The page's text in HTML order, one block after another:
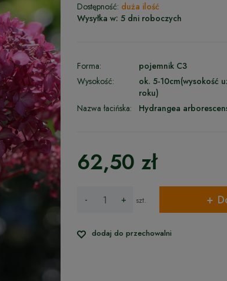
Dostępność: duża ilość
Wysyłka w: 5 dni roboczych
Forma:
pojemnik C3
Wysokość:
ok. 5-10cm(wysokość
roku)
Nazwa łacińska:
Hydrangea
62,50 zł
- + szt.
dodaj do przechowalni